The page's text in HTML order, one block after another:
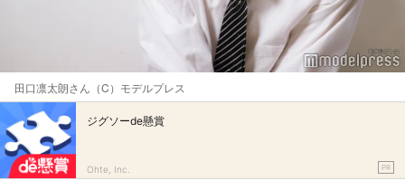
田口凛太朗さん（C）モデルプレス
ジグソーde懸賞
Ohte, Inc. PR